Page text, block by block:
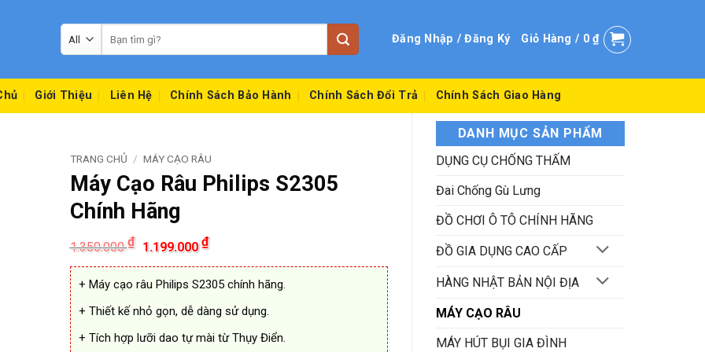
kiếm:
Đăng Nhập / Đăng Ký Giỏ Hàng / 0₫
Giới Thiệu Liên Hệ Chính Sách Bảo Hành Chính Sách Đổi Trả Chính Sách Giao Hàng
DANH MỤC SẢN PHẨM
DỤNG CỤ CHỐNG THẤM
Đai Chống Gù Lưng
ĐỒ CHƠI Ô TÔ CHÍNH HÃNG
ĐỒ GIA DỤNG CAO CẤP
HÀNG NHẬT BẢN NỘI ĐỊA
MÁY CẠO RÂU
MÁY HÚT BỤI GIA ĐÌNH
TRANG CHỦ / MÁY CẠO RÂU
Máy Cạo Râu Philips S2305
Chính Hãng
1.350.000₫
Giá
gốc
là:
1.350.000 ₫.
1.199.000₫Giá
hiện
tại
là:
1.199.000 ₫.
+ Máy cạo râu Philips S2305 chính hãng.
+ Thiết kế nhỏ gọn, dễ dàng sử dụng.
+ Tích hợp lưỡi dao tự mài từ Thụy Điển.